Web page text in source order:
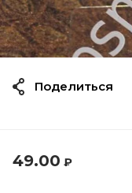
49.00 ₽
Поделиться